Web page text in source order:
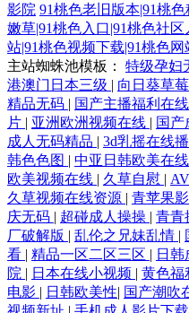
影院 91桃色老旧版本|91桃
嫩草|91桃色入口|91桃色社
站|91桃色视频下载|91桃色网
主站蜘蛛池模板： 特级孕妇
港澳门日本三级 | 向日葵草
精品无码 | 国产主播福利在线
片 | 亚洲欧洲视频在线 | 国产
成人无码精品 | 3d乳摇在线
韩色色图 | 中亚日韩欧美在线
欧美视频在线 | 久草自慰 |
久草视频在线资源 | 青苹果
庆无码 | 超碰成人操操 | 青青
厂破解版 | 乱伦之兄妹乱情 |
看 | 精品一区二区三区 | 日韩
院 | 日本在线小视频 | 黄色福
电影 | 日韩欧美性| 国产潮吹